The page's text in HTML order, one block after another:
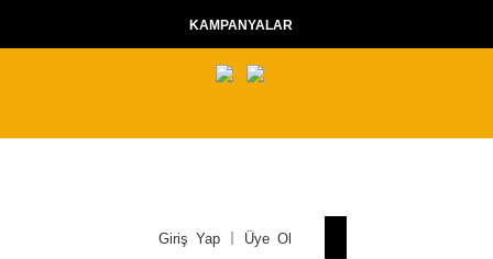
KAMPANYALAR
Giriş Yap Üye Ol